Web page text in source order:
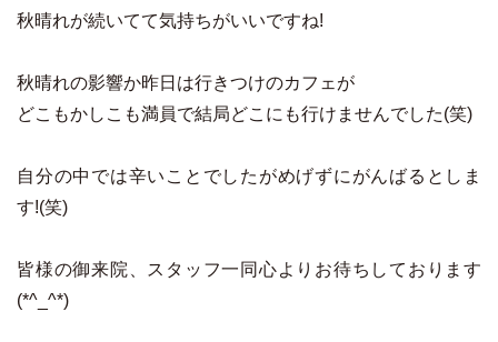
秋晴れが続いてて気持ちがいいですね!
秋晴れの影響か昨日は行きつけのカフェが
どこもかしこも満員で結局どこにも行けませんでした(笑)
自分の中では辛いことでしたがめげずにがんばるとしま
す!(笑)
皆様の御来院、スタッフ一同心よりお待ちしております
(*^_^*)